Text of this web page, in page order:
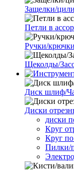
Защелки/
Петли в
Ручки/
Щеколды/
Диск шлиф/
Диски
диски
Круг
Круг по
Пилки/